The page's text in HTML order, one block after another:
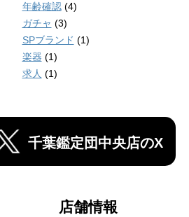
年齢確認(4)
ガチャ (3)
SPブランド (1)
楽器 (1)
求人 (1)
千葉鑑定団中央店のX
店舗情報